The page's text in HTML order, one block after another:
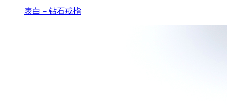
表白－钻石戒指